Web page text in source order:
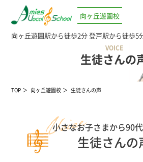
向ヶ丘遊園校
向ヶ丘遊園駅から徒歩2分登戸駅から徒歩5
VOICE
生徒さんの
TOP 向ヶ丘遊園校 生徒さんの声
小さなお子さまから90
生徒さんの